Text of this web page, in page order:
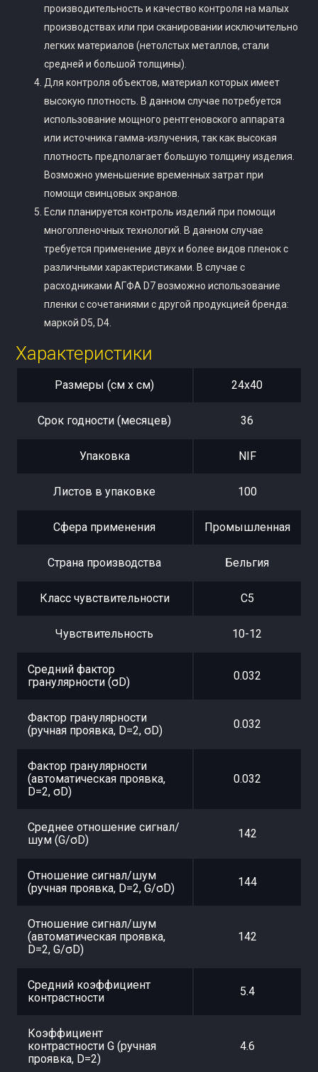
производительность и качество контроля на малых
производствах или при сканировании исключительно
легких материалов (нетолстых металлов, стали
средней и большой толщины).
Для контроля объектов, материал которых имеет
высокую плотность. В данном случае потребуется
использование мощного рентгеновского аппарата
или источника гамма-излучения, так как высокая
плотность предполагает большую толщину изделия.
Возможно уменьшение временных затрат при
помощи свинцовых экранов.
Если планируется контроль изделий при помощи
многопленочных технологий. В данном случае
требуется применение двух и более видов пленок с
различными характеристиками. В случае с
расходниками АГФА D7 возможно использование
пленки с сочетаниями с другой продукцией бренда:
маркой D5, D4.
Характеристики
Размеры (см x см) 24х40
Срок годности (месяцев) 36
Упаковка NIF
Листов в упаковке 100
Сфера применения Промышленная
Страна производства Бельгия
Класс чувствительности С5
Чувствительность 10-12
Средний фактор
гранулярности (σD)
0.032
Фактор гранулярности
(ручная проявка, D=2, σD)
0.032
Фактор гранулярности
(автоматическая проявка,
D=2, σD)
0.032
Среднее отношение сигнал/
шум (G/σD)
142
Отношение сигнал/шум
(ручная проявка, D=2, G/σD)
144
Отношение сигнал/шум
(автоматическая проявка,
D=2, G/σD)
142
Средний коэффициент
контрастности
5.4
Коэффициент
контрастности G (ручная
проявка, D=2)
4.6